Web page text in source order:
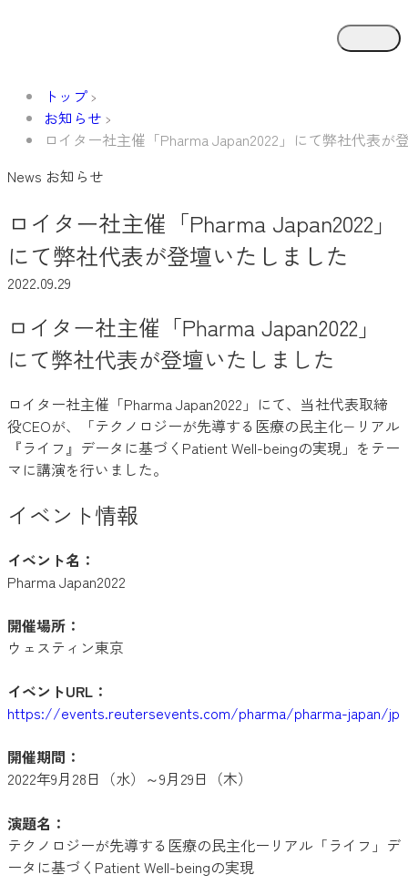
トップ
お知らせ
ロイター社主催「Pharma Japan2022」にて弊社代表が
News お知らせ
ロイター社主催「Pharma Japan2022」
にて弊社代表が登壇いたしました
2022.09.29
ロイター社主催「Pharma Japan2022」
にて弊社代表が登壇いたしました
ロイター社主催「Pharma Japan2022」にて、当社代表取締
役CEOが、「テクノロジーが先導する医療の民主化−リアル
『ライフ』データに基づくPatient Well-beingの実現」をテー
マに講演を行いました。
イベント情報
イベント名：
Pharma Japan2022
開催場所：
ウェスティン東京
イベントURL：
https://events.reutersevents.com/pharma/pharma-japan/jp
開催期間：
2022年9月28日（水）～9月29日（木）
演題名：
テクノロジーが先導する医療の民主化ーリアル「ライフ」デ
ータに基づくPatient Well-beingの実現